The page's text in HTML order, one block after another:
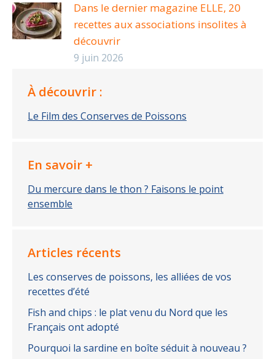
Dans le dernier magazine ELLE, 20
recettes aux associations insolites à
découvrir
9 juin 2026
À découvrir :
Le Film des Conserves de Poissons
En savoir +
Du mercure dans le thon ? Faisons le point
ensemble
Articles récents
Les conserves de poissons, les alliées de vos
recettes d’été
Fish and chips : le plat venu du Nord que les
Français ont adopté
Pourquoi la sardine en boîte séduit à nouveau ?